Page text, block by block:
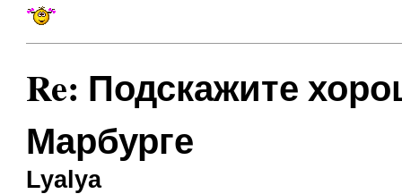
Re: Подскажите
Марбурге
Lyalya